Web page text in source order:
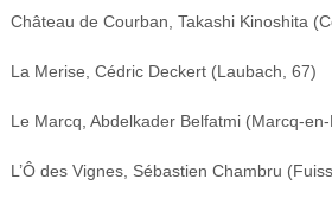
Château de Courban, Takashi Kinoshita
La Merise, Cédric Deckert (Laubach, 67)
Le Marcq, Abdelkader Belfatmi (Marcq-
L’Ô des Vignes, Sébastien Chambru